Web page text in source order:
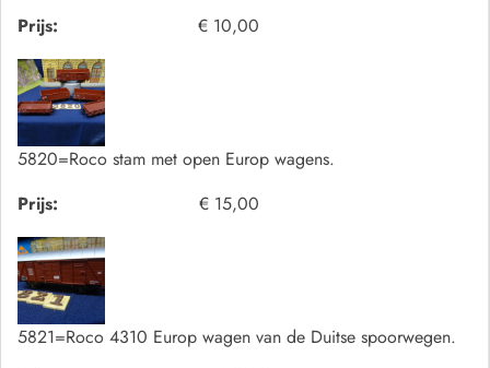
Prijs: € 10,00
5820=Roco stam met open Europ wagens.
Prijs:
€ 15,00
5821=Roco 4310 Europ wagen van de Duitse spoorwegen.